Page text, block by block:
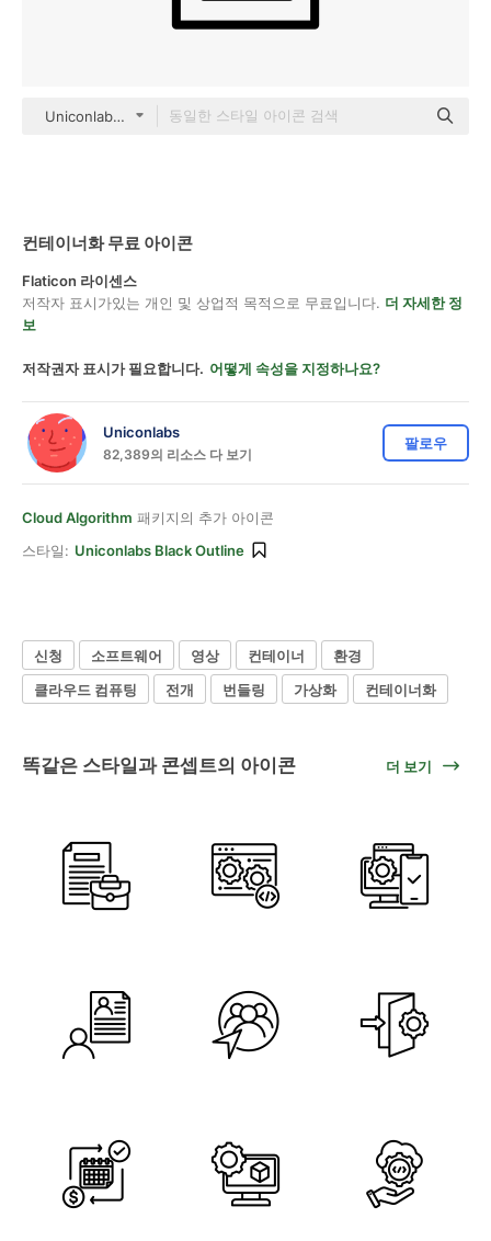
Uniconlabs black outline
컨테이너화 무료 아이콘
Flaticon 라이센스
저작자 표시가있는 개인 및 상업적 목적으로 무료입니다. 더 자세한 정
보
저작권자 표시가 필요합니다. 어떻게 속성을 지정하나요?
Uniconlabs
82,389의 리소스 다 보기
팔로우
Cloud Algorithm 패키지의 추가 아이콘
스타일: Uniconlabs Black Outline
신청 소프트웨어 영상 컨테이너
환경
클라우드 컴퓨팅
전개 번들링 가상화 컨테이너화
똑같은 스타일과 콘셉트의 아이콘 더 보기